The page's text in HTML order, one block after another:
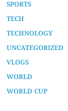
SPORTS
TECH
TECHNOLOGY
UNCATEGORIZED
VLOGS
WORLD
WORLD CUP